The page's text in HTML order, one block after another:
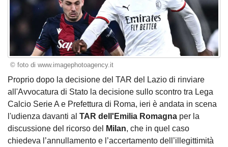
© foto di www.imagephotoagency.it
Proprio dopo la decisione del TAR del Lazio di rinviare
all'Avvocatura di Stato la decisione sullo scontro tra Lega
Calcio Serie A e Prefettura di Roma, ieri è andata in scena
l'udienza davanti al TAR dell'Emilia Romagna per la
discussione del ricorso del
Milan, che in quel caso
chiedeva l’annullamento e l’accertamento dell’illegittimità